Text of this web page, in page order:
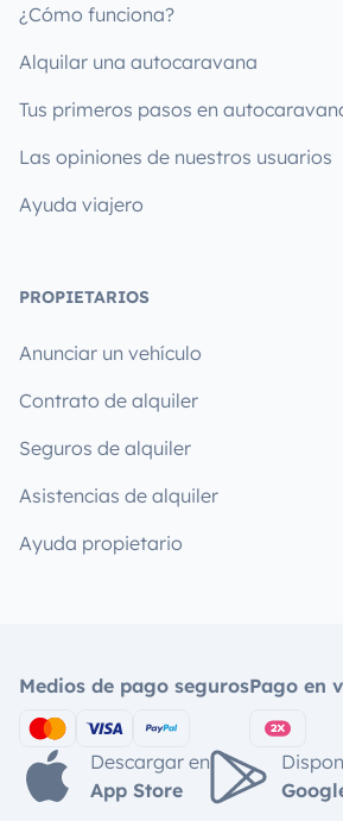
¿Cómo funciona?
Alquilar una autocaravana
Tus primeros pasos en
Las opiniones de nuestros usuarios
Ayuda viajero
PROPIETARIOS
Anunciar un vehículo
Contrato de alquiler
Seguros de alquiler
Asistencias de alquiler
Ayuda propietario
Medios de pago segurosPago en
Descargar en
App Store